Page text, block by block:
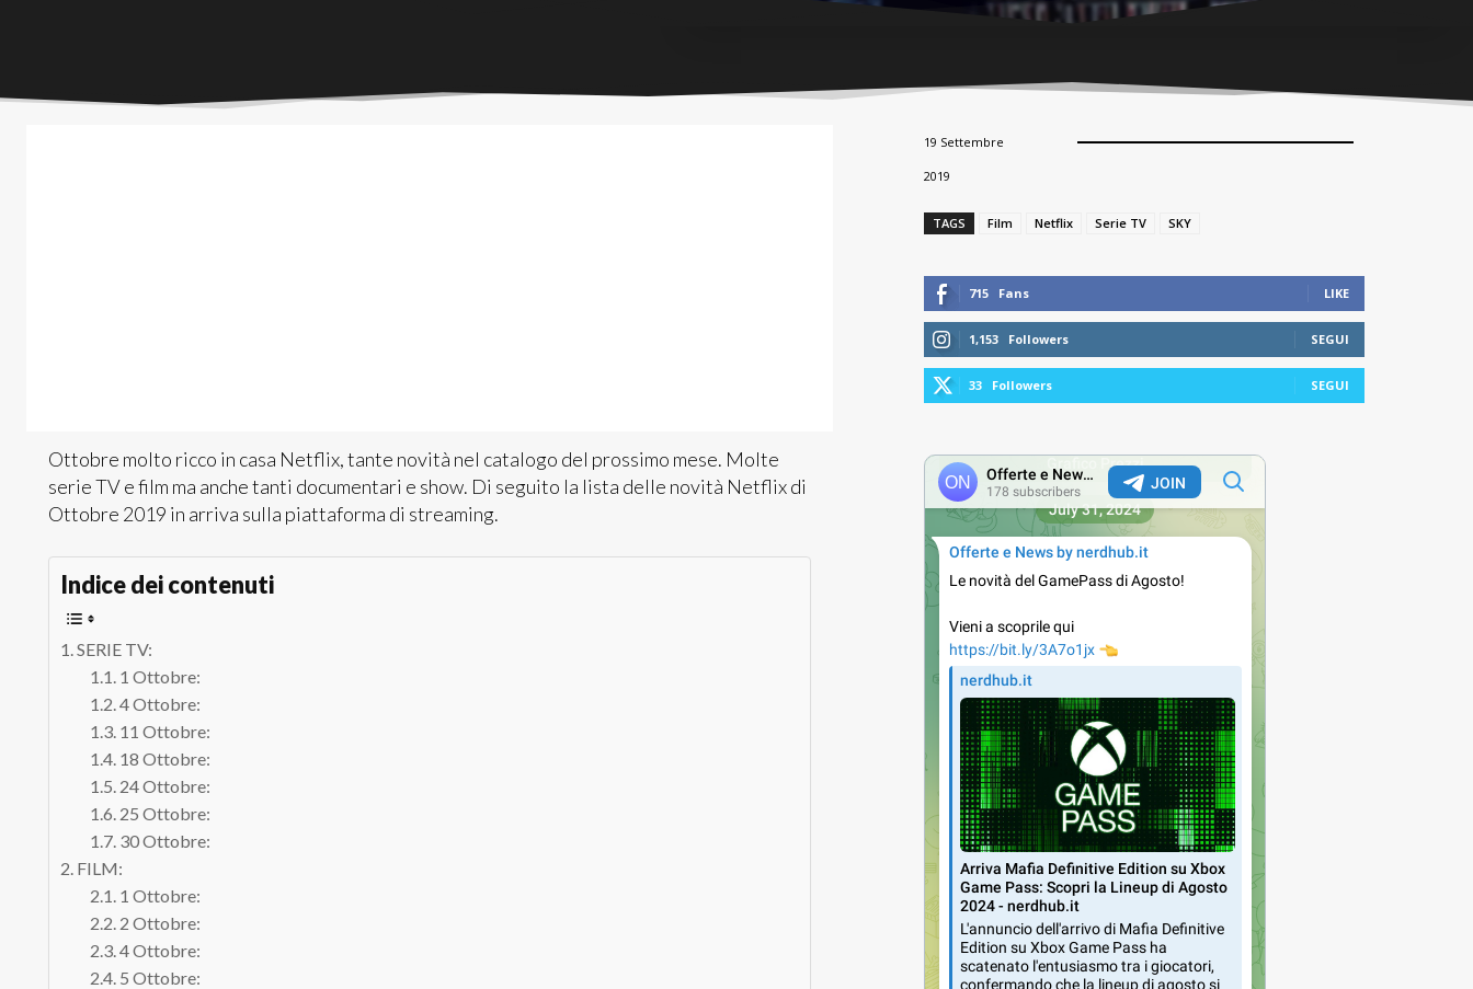
Ottobre molto ricco in casa Netflix, tante novità nel catalogo del prossimo mese. Molte
serie TV e film ma anche tanti documentari e show. Di seguito la lista delle novità Netflix di
Ottobre 2019 in arriva sulla piattaforma di streaming.
Indice dei contenuti
SERIE TV:
1 Ottobre:
4 Ottobre:
11 Ottobre:
18 Ottobre:
24 Ottobre:
25 Ottobre:
30 Ottobre:
FILM:
1 Ottobre:
2 Ottobre:
4 Ottobre:
5 Ottobre:
19 Settembre
2019
TAGS Film Netflix Serie TV SKY
715 Fans LIKE
1,153 Followers SEGUI
33 Followers SEGUI